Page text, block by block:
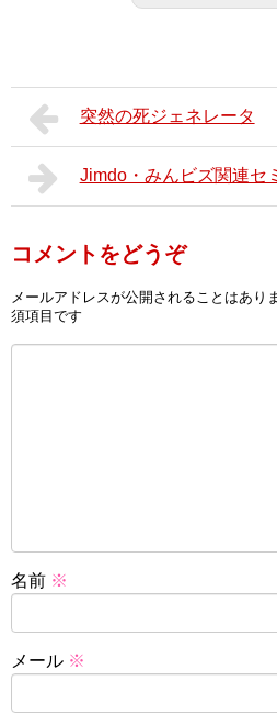
突然の死ジェネレータ
Jimdo・みんビズ関連セ
コメントをどうぞ
メールアドレスが公開されることはあり
須項目です
名前 ※
メール ※